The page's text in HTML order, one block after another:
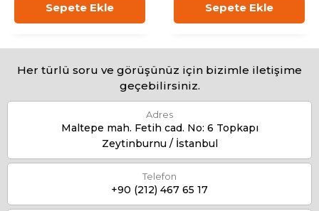
Sepete Ekle Sepete Ekle
Her türlü soru ve görüşünüz için bizimle iletişime
geçebilirsiniz.
Adres
Maltepe mah. Fetih cad. No: 6 Topkapı
Zeytinburnu / İstanbul
Telefon
+90 (212) 467 65 17